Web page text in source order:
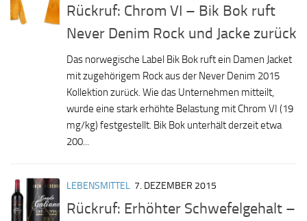
Rückruf: Chrom VI – Bik Bok ruft
Never Denim Rock und Jacke zurück
Das norwegische Label Bik Bok ruft ein Damen Jacket
mit zugehörigem Rock aus der Never Denim 2015
Kollektion zurück. Wie das Unternehmen mitteilt,
wurde eine stark erhöhte Belastung mit Chrom VI (19
mg/kg) festgestellt. Bik Bok unterhält derzeit etwa
200...
LEBENSMITTEL 7. DEZEMBER 2015
Rückruf: Erhöhter Schwefelgehalt –